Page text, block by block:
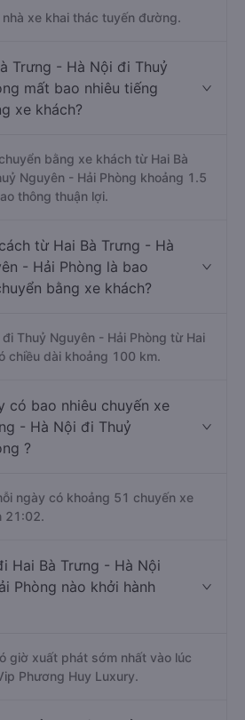
xe khai thác tuyến đường.
Trưng - Hà Nội đi Thuỷ
mất bao nhiêu tiếng
xe khách?
bằng xe khách từ Hai Bà
Nguyên - Hải Phòng khoảng 1.5
thông thuận lợi.
từ Hai Bà Trưng - Hà
- Hải Phòng là bao
bằng xe khách?
Thuỷ Nguyên - Hải Phòng từ Hai
chiều dài khoảng 100 km.
có bao nhiêu chuyến xe
- Hà Nội đi Thuỷ
?
ngày có khoảng 51 chuyến xe
21:02.
Hai Bà Trưng - Hà Nội
Phòng nào khởi hành
giờ xuất phát sớm nhất vào lúc
Phương Huy Luxury.